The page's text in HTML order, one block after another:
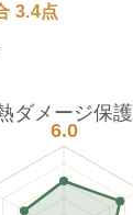
3.4点
ダメージ保護
6.0